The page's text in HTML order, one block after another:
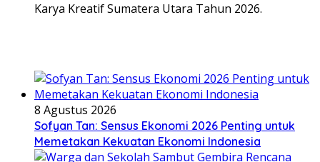
Karya Kreatif Sumatera Utara Tahun 2026.
8 Agustus 2026
Sofyan Tan: Sensus Ekonomi 2026 Penting untuk
Memetakan Kekuatan Ekonomi Indonesia